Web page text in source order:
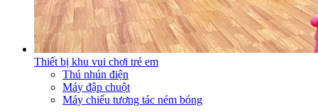
Thiết bị khu vui chơi trẻ em
Thú nhún điện
Máy đập chuột
Máy chiếu tương tác ném bóng